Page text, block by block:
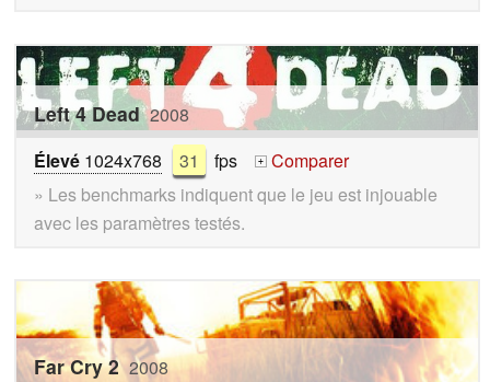
Left 4 Dead 2008
Élevé 1024x768 31 fps +
Comparer
» Les benchmarks indiquent que le jeu est injouable
avec les paramètres testés.
Far Cry 2 2008